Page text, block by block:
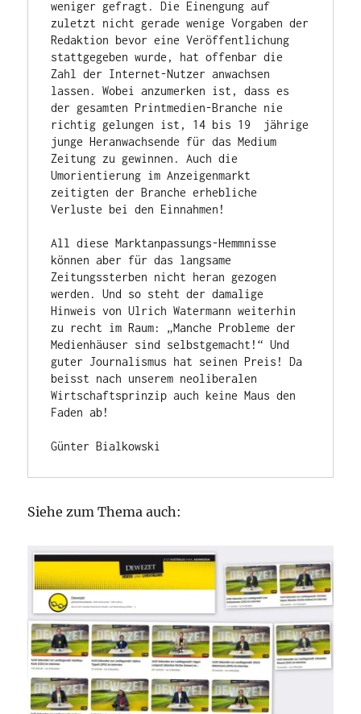
weniger gefragt. Die Einengung auf
zuletzt nicht gerade wenige Vorgaben der
Redaktion bevor eine Veröffentlichung
stattgegeben wurde, hat offenbar die
Zahl der Internet-Nutzer anwachsen
lassen. Wobei anzumerken ist, dass es
der gesamten Printmedien-Branche nie
richtig gelungen ist, 14 bis 19  jährige
junge Heranwachsende für das Medium
Zeitung zu gewinnen. Auch die
Umorientierung im Anzeigenmarkt
zeitigten der Branche erhebliche
Verluste bei den Einnahmen!
All diese Marktanpassungs-Hemmnisse
können aber für das langsame
Zeitungssterben nicht heran gezogen
werden. Und so steht der damalige
Hinweis von Ulrich Watermann weiterhin
zu recht im Raum: „Manche Probleme der
Medienhäuser sind selbstgemacht!“ Und
guter Journalismus hat seinen Preis! Da
beisst nach unserem neoliberalen
Wirtschaftsprinzip auch keine Maus den
Faden ab!
Günter Bialkowski
Siehe zum Thema auch: